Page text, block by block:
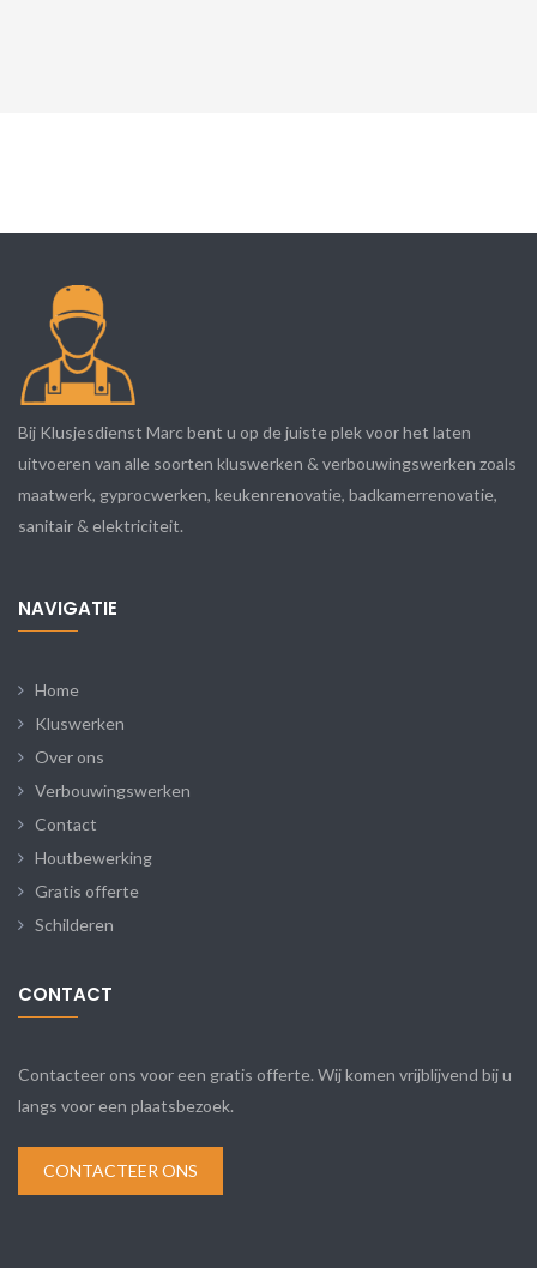
Bij Klusjesdienst Marc bent u op de juiste plek voor het laten
uitvoeren van alle soorten kluswerken & verbouwingswerken zoals
maatwerk, gyprocwerken, keukenrenovatie, badkamerrenovatie,
sanitair & elektriciteit.
NAVIGATIE
Home
Kluswerken
Over ons
Verbouwingswerken
Contact
Houtbewerking
Gratis offerte
Schilderen
CONTACT
Contacteer ons voor een gratis offerte. Wij komen vrijblijvend bij u
langs voor een plaatsbezoek.
CONTACTEER ONS